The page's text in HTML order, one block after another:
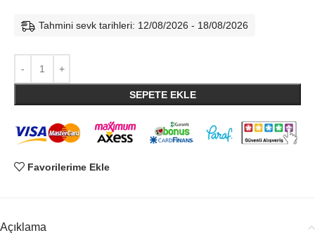
Tahmini sevk tarihleri: 12/08/2026 - 18/08/2026
SEPETE EKLE
Favorilerime Ekle
Açıklama